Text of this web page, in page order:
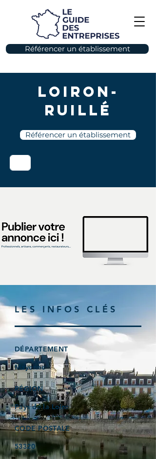
Référencer un établissement
Loiron-
Ruillé
Référencer un établissement
LES INFOS CLÉS
DÉPARTEMENT
Mayenne
RÉGION
Pays de la Loire
CODE POSTALE
53320